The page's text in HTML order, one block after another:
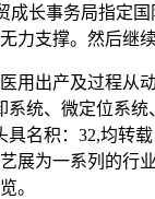
长事务局指定
力支撑。然后继
产及过程从
统、微定位系
名积：32,均
展为一系列的
。